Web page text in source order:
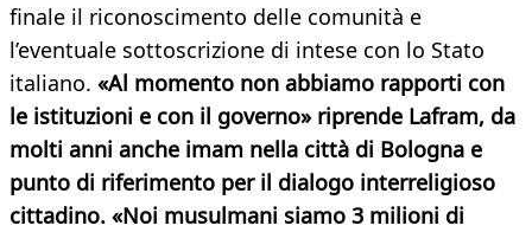
finale il riconoscimento delle comunità e
l’eventuale sottoscrizione di intese con lo Stato
italiano. «Al momento non abbiamo rapporti con
le istituzioni e con il governo» riprende Lafram, da
molti anni anche imam nella città di Bologna e
punto di riferimento per il dialogo interreligioso
cittadino. «Noi musulmani siamo 3 milioni di